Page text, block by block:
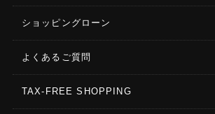
ショッピングローン
よくあるご質問
TAX-FREE SHOPPING